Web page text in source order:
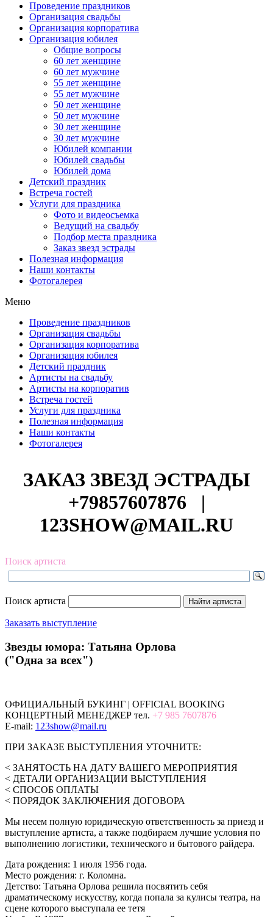
Проведение праздников
Организация свадьбы
Организация корпоратива
Организация юбилея
Общие вопросы
60 лет женщине
60 лет мужчине
55 лет женщине
55 лет мужчине
50 лет женщине
50 лет мужчине
30 лет женщине
30 лет мужчине
Юбилей компании
Юбилей свадьбы
Юбилей дома
Детский праздник
Встреча гостей
Услуги для праздника
Фото и видеосъемка
Ведущий на свадьбу
Подбор места праздника
Заказ звезд эстрады
Полезная информация
Наши контакты
Фотогалерея
Меню
Проведение праздников
Организация свадьбы
Организация корпоратива
Организация юбилея
Детский праздник
Артисты на свадьбу
Артисты на корпоратив
Встреча гостей
Услуги для праздника
Полезная информация
Наши контакты
Фотогалерея
ЗАКАЗ ЗВЕЗД ЭСТРАДЫ
+79857607876
|
123SHOW@MAIL.RU
Поиск артиста
Поиск артиста
Заказать выступление
Звезды юмора: Татьяна Орлова
("Одна за всех")
ОФИЦИАЛЬНЫЙ БУКИНГ | OFFICIAL BOOKING
КОНЦЕРТНЫЙ МЕНЕДЖЕР тел. +7 985 7607876
E-mail: 123show@mail.ru
ПРИ ЗАКАЗЕ ВЫСТУПЛЕНИЯ УТОЧНИТЕ:
< ЗАНЯТОСТЬ НА ДАТУ ВАШЕГО МЕРОПРИЯТИЯ
< ДЕТАЛИ ОРГАНИЗАЦИИ ВЫСТУПЛЕНИЯ
< СПОСОБ ОПЛАТЫ
< ПОРЯДОК ЗАКЛЮЧЕНИЯ ДОГОВОРА
Мы несем полную юридическую ответственность за приезд и
выступление артиста, а также подбираем лучшие условия по
выполнению логистики, технического и бытового райдера.
Дата рождения: 1 июля 1956 года.
Место рождения: г. Коломна.
Детство: Татьяна Орлова решила посвятить себя
драматическому искусству, когда попала за кулисы театра, на
сцене которого выступала ее тетя